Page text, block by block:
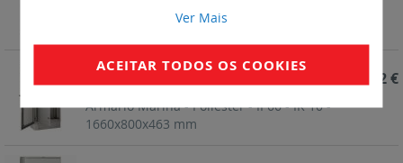
Armário Marina - Poliéster - IP66 - IK 10 -
1860x800x463 mm
Armário Marina - Poliéster - IP66 - IK 10 -
1660x800x463 mm
2 922,12 €
Ver Mais
ACEITAR TODOS OS COOKIES